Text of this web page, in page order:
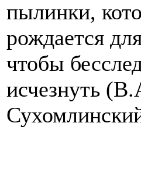
пылинки,
рождается
чтобы
исчезнуть